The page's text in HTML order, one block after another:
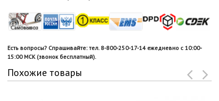
Есть вопросы? Спрашивайте: тел. 8-800-250-17-14 ежедневно с 10:00-
15:00 МСК (звонок бесплатный).
Похожие товары